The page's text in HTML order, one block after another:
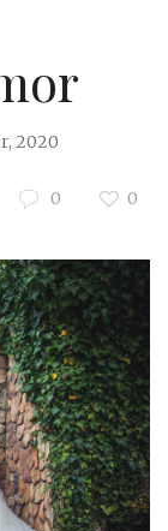
2020
0 0